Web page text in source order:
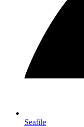
Seafile